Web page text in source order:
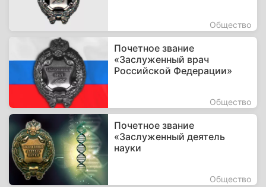
Общество
Почетное звание
«Заслуженный врач
Российской Федерации»
Общество
Почетное звание
«Заслуженный деятель
науки
Общество